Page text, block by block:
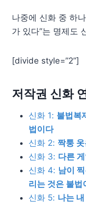
나중에 신화 중 하
가 있다”는 명제도
[divide style=”2”]
저작권 신화
신화 1: 불법복
법이다
신화 2: 짝퉁
신화 3: 다른
신화 4: 남이
리는 것은 불법
신화 5: 나는